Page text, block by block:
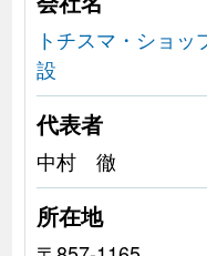
トチスマ・ショ
設
代表者
中村 徹
所在地